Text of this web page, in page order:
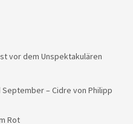
vor dem Unspektakulären
September – Cidre von Philipp
Rot